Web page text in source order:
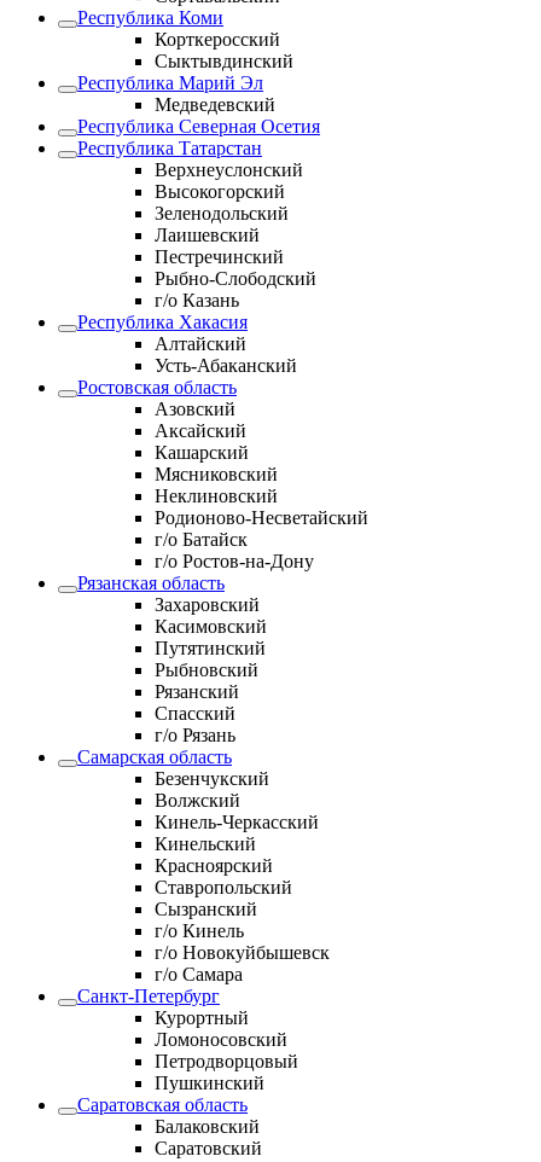
Республика Коми
Корткеросский
Сыктывдинский
Республика Марий Эл
Медведевский
Республика Северная Осетия
Республика Татарстан
Верхнеуслонский
Высокогорский
Зеленодольский
Лаишевский
Пестречинский
Рыбно-Слободский
г/о Казань
Республика Хакасия
Алтайский
Усть-Абаканский
Ростовская область
Азовский
Аксайский
Кашарский
Мясниковский
Неклиновский
Родионово-Несветайский
г/о Батайск
г/о Ростов-на-Дону
Рязанская область
Захаровский
Касимовский
Путятинский
Рыбновский
Рязанский
Спасский
г/о Рязань
Самарская область
Безенчукский
Волжский
Кинель-Черкасский
Кинельский
Красноярский
Ставропольский
Сызранский
г/о Кинель
г/о Новокуйбышевск
г/о Самара
Санкт-Петербург
Курортный
Ломоносовский
Петродворцовый
Пушкинский
Саратовская область
Балаковский
Саратовский